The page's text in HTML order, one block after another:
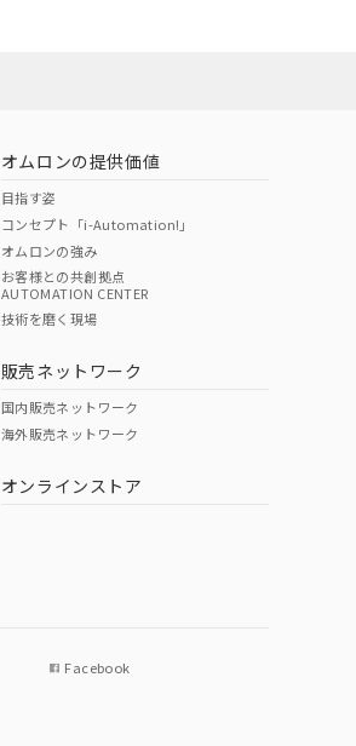
O
オムロンの提供価値
目指す姿
コンセプト「i-Automation!」
オムロンの強み
お客様との共創拠点
AUTOMATION CENTER
技術を磨く現場
販売ネットワーク
国内販売ネットワーク
海外販売ネットワーク
オンラインストア
Facebook